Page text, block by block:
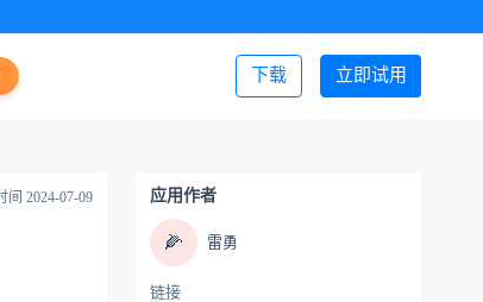
立即试用
下载 登录/注册
间 2024-07-09 应用作者
🌽 雷勇
链接